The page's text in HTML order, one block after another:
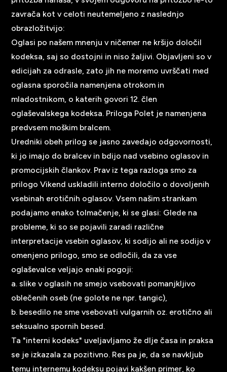
zavrača kot v celoti neutemeljeno z naslednjo
obrazložitvijo:
Oglasi po našem mnenju v ničemer ne kršijo določil
kodeksa, saj so dostojni in niso žaljivi. Objavljeni so v
edicijah za odrasle, zato jih ne moremo uvrščati med
oglasna sporočila namenjena otrokom in
mladostnikom, o katerih govori 12. člen
oglaševalskega kodeksa. Priloga Polet je namenjena
predvsem moškim bralcem.
Uredniki obeh prilog se jasno zavedajo odgovornosti,
ki jo imajo do bralcev in bdijo nad vsebino oglasov in
promocijskih člankov. Prav iz tega razloga smo za
prilogo Vikend uskladili interno določilo o dovoljenih
vsebinah erotičnih oglasov. Vsem našim strankam
podajamo enako tolmačenje, ki se glasi: Glede na
probleme, ki so se pojavili zaradi različne
interpretacije vsebin oglasov, ki sodijo ali ne sodijo v
omenjeno prilogo, smo se odločili, da za vse
oglaševalce veljajo enaki pogoji:
a. slike v oglasih ne smejo vsebovati pomanjkljivo
oblečenih oseb (ne golote ne npr. tangic),
b. besedilo ne sme vsebovati vulgarnih oz. erotično ali
seksualno spornih besed.
Ta "interni kodeks" uveljavljamo že dlje časa in praksa
se je izkazala za pozitivno. Res pa je, da se navkljub
temu internemu kodeksu pojavi kakšen primer, ko